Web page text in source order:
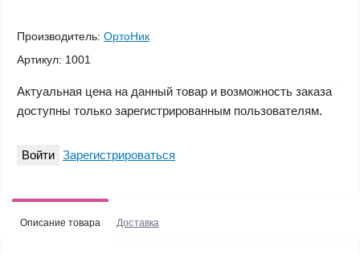
Производитель: ОртоНик
Артикул: 1001
Актуальная цена на данный товар и возможность заказа
доступны только зарегистрированным пользователям.
Войти Зарегистрироваться
Описание товара Доставка